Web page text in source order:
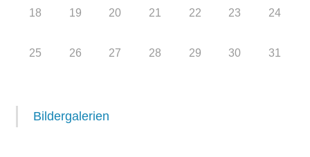
18 19 20 21 22 23 24
25 26 27 28 29 30 31
Bildergalerien